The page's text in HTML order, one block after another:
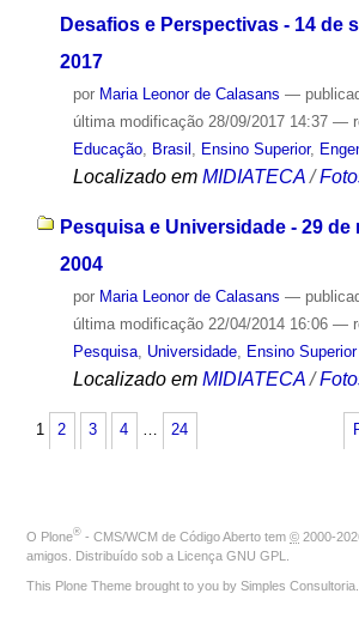
Desafios e Perspectivas - 14 de
2017
por Maria Leonor de Calasans —
última modificação28/09/2017 14:37 —
Educação, Brasil Ensino Superior,
Localizado em MIDIATECA /
Pesquisa e Universidade - 29
2004
por Maria Leonor de Calasans —
última modificação22/04/2014 16:06 —
Pesquisa, Universidade, Ensino Superior
Localizado em MIDIATECA /
1 2 3 4 … 24
O Plone® - CMS/WCM de Código Aberto tem © 2000-
amigos. Distribuído sob a Licença GNU GPL
This Plone Theme brought to you by Simples Consultoria